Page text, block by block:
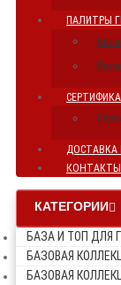
ПАЛИТРЫ
ДОСТАВКА
КОНТАКТЫ
КАТЕГОРИИ
БАЗА И ТОП ДЛЯ
БАЗОВАЯ
БАЗОВАЯ